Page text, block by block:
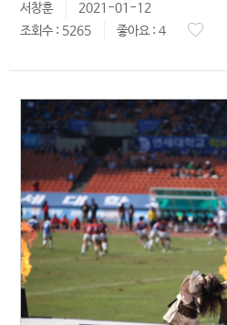
서창훈
2021-01-12
조회수 : 5265
좋아요 : 4